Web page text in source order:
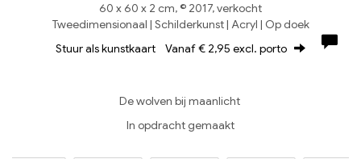
60 x 60 x 2 cm, © 2017, verkocht
Tweedimensionaal | Schilderkunst | Acryl | Op doek
Stuur als kunstkaart Vanaf € 2,95 excl. porto
De wolven bij maanlicht
In opdracht gemaakt